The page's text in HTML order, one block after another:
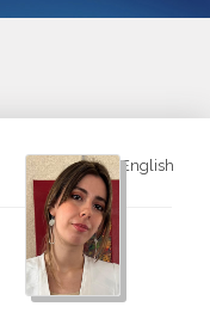
English